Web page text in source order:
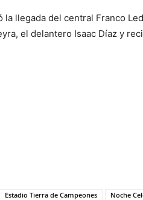
llegada del central Franco
el delantero Isaac Díaz y
Estadio Tierra de Campeones Noche